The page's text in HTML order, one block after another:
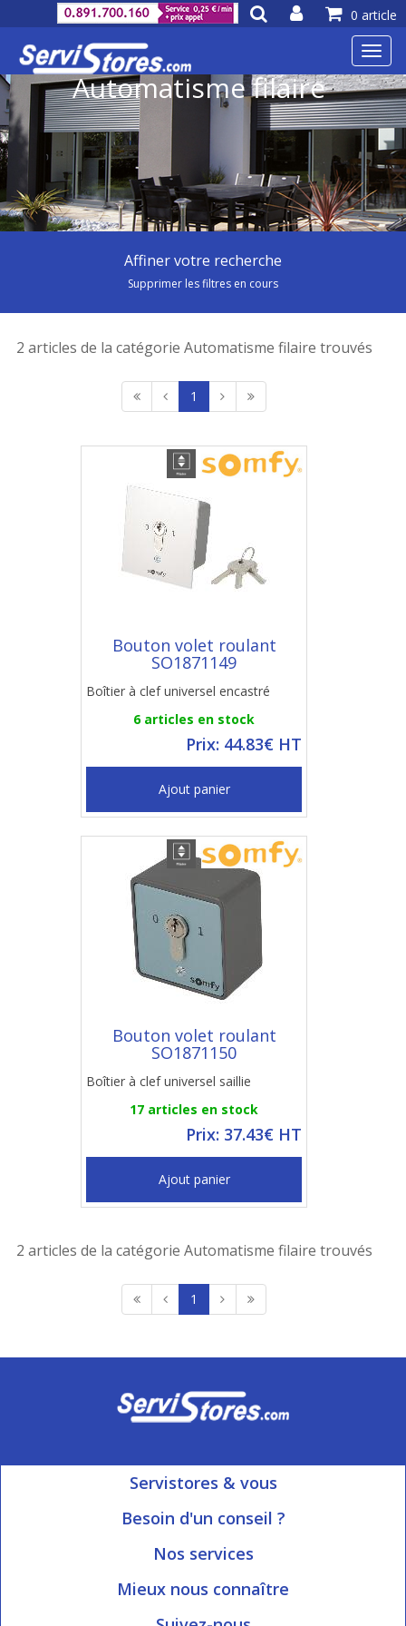
0 article
Automatisme filaire
Affiner votre recherche
Supprimer les filtres en cours
2 articles de la catégorie Automatisme filaire trouvés
1
Bouton volet roulant
SO1871149
Boîtier à clef universel encastré
6 articles en stock
Prix: 44.83€ HT
Ajout panier
Bouton volet roulant
SO1871150
Boîtier à clef universel saillie
17 articles en stock
Prix: 37.43€ HT
Ajout panier
2 articles de la catégorie Automatisme filaire trouvés
1
Servistores & vous
Mon compte
Besoin d'un conseil ?
Ouvert du Lundi au Vendredi
Nos services
Informations livraison
Blog Servistores
Mieux nous connaître
Qui sommes-nous?